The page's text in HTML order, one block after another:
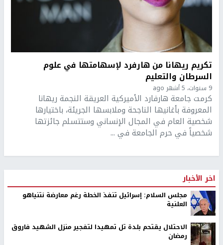
تكريم ريهانا من هارفرد لإسهامتها في علوم
السرطان والتعليم
9 سنوات، 5 أشهر ago
كرمت جامعة هارفارد الأميركية العريقة النجمة ريهانا
المعروفة بأغانيها الناجحة وملابسها الجريئة، باختيارها
شخصية العام في المجال الإنساني وستتسلم جائزتها
شخصياً في حرم الجامعة في ...
اخر الأخبار
مجلس السلام: إسرائيل تنفذ الخطة رغم معارضة نتنياهو
العلنية
الاحتلال يقتحم بلدة تل تمهيدا لتفجير منزل الشهيد فاروق
رمضان